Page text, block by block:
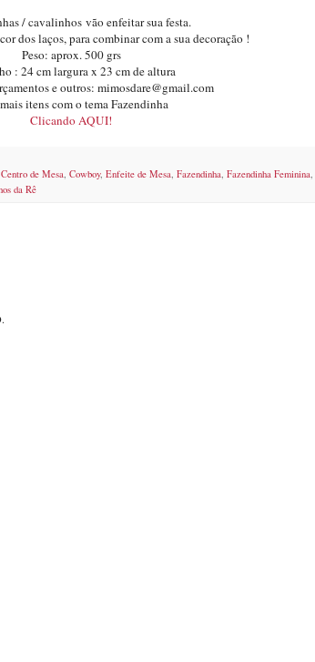
/ cavalinhos vão enfeitar sua festa.
dos laços, para combinar com a sua decoração !
Peso: aprox. 500 grs
: 24 cm largura x 23 cm de altura
e outros: mimosdare@gmail.com
itens com o tema Fazendinha
Clicando AQUI!
Centro de Mesa Cowboy, Enfeite de Mesa Fazendinha Fazendinha Feminina
da Rê